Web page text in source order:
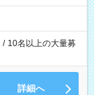
/ 10名以上の大量募
詳細へ